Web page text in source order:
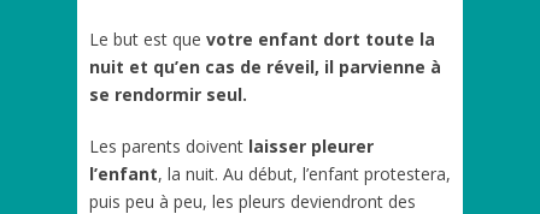
Le but est que votre enfant dort toute la
nuit et qu’en cas de réveil, il parvienne à
se rendormir seul.
Les parents doivent laisser pleurer
l’enfant, la nuit. Au début, l’enfant protestera,
puis peu à peu, les pleurs deviendront des